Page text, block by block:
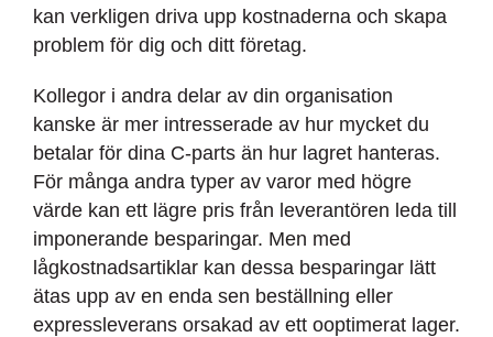
kan verkligen driva upp kostnaderna och skapa
problem för dig och ditt företag.
Kollegor i andra delar av din organisation
kanske är mer intresserade av hur mycket du
betalar för dina C-parts än hur lagret hanteras.
För många andra typer av varor med högre
värde kan ett lägre pris från leverantören leda till
imponerande besparingar. Men med
lågkostnadsartiklar kan dessa besparingar lätt
ätas upp av en enda sen beställning eller
expressleverans orsakad av ett ooptimerat lager.